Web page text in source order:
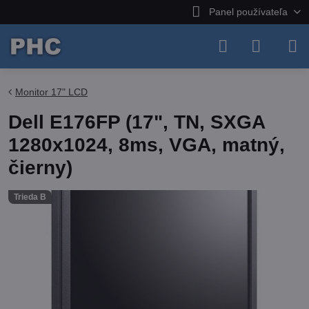
Panel používateľa
Trieda B
Monitor 17" LCD
Dell E176FP (17", TN, SXGA
1280x1024, 8ms, VGA, matný,
čierny)